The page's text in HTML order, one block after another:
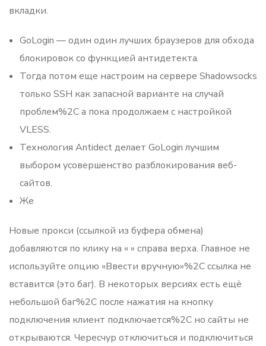
вкладки.
GoLogin — один один лучших браузеров для обхода
блокировок со функцией антидетекта.
Тогда потом еще настроим на сервере Shadowsocks
только SSH как запасной варианте на случай
проблем%2C а пока продолжаем с настройкой
VLESS.
Технология Antidect делает GoLogin лучшим
выбором усовершенство разблокирования веб-
сайтов.
Же
Новые прокси (ссылкой из буфера обмена)
добавляются по клику на « » справа верха. Главное не
используйте опцию «Ввести вручную»%2C ссылка не
вставится (это баг). В некоторых версиях есть ещё
небольшой баг%2C после нажатия на кнопку
подключения клиент подключается%2C но сайты не
открываются. Чересчур отключиться и подключиться